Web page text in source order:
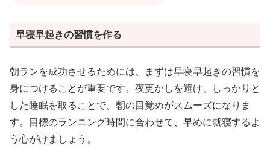
早寝早起きの習慣を作る
朝ランを成功させるためには、まずは早寝早起きの習慣を
身につけることが重要です。夜更かしを避け、しっかりと
した睡眠を取ることで、朝の目覚めがスムーズになりま
す。目標のランニング時間に合わせて、早めに就寝するよ
う心がけましょう。